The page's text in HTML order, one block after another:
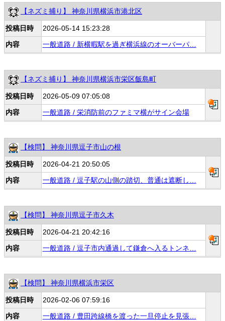
【ネズミ捕り】 神奈川県横浜市港北区
投稿日時
2026-05-14 15:23:28
内容
一般道路 / 新横暇駅を過ぎ横浜線のオーバーパ…
【ネズミ捕り】 神奈川県横浜市栄区飯島町
投稿日時
2026-05-09 07:05:08
内容
一般道路 / 栄消防前のファミマ横がサイン会場
【検問】 神奈川県逗子市山の根
投稿日時
2026-04-21 20:50:05
内容
一般道路 / 逗子駅の山側の踏切、普通は遮断し…
【検問】 神奈川県逗子市久木
投稿日時
2026-04-21 20:42:16
内容
一般道路 / 逗子市内通過して鎌倉へ入るトンネ…
【検問】 神奈川県横浜市栄区
投稿日時
2026-02-06 07:59:16
内容
一般道路 / 豊田跨線橋を渡った一旦停止を見張…